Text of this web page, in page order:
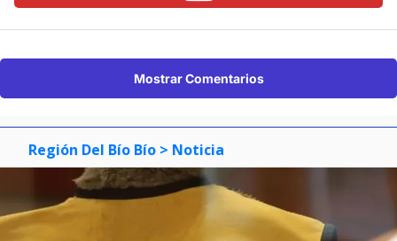
Mostrar Comentarios
Región Del Bío Bío > Noticia